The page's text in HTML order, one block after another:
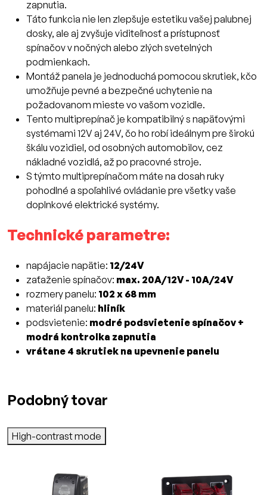
zapnutia.
Táto funkcia nie len zlepšuje estetiku vašej palubnej
dosky, ale aj zvyšuje viditeľnosť a prístupnosť
spínačov v nočných alebo zlých svetelných
podmienkach.
Montáž panela je jednoduchá pomocou skrutiek, kčo
umožňuje pevné a bezpečné uchytenie na
požadovanom mieste vo vašom vozidle.
Tento multiprepínač je kompatibilný s napäťovými
systémami 12V aj 24V, čo ho robí ideálnym pre širokú
škálu vozidiel, od osobných automobilov, cez
nákladné vozidlá, až po pracovné stroje.
S týmto multiprepínačom máte na dosah ruky
pohodlné a spoľahlivé ovládanie pre všetky vaše
doplnkové elektrické systémy.
Technické parametre:
napájacie napätie: 12/24V
zaťaženie spínačov: max. 20A/12V - 10A/24V
rozmery panelu: 102 x 68 mm
materiál panelu: hliník
podsvietenie: modré podsvietenie spínačov +
modrá kontrolka zapnutia
vrátane 4 skrutiek na upevnenie panelu
Podobný tovar
High-contrast mode